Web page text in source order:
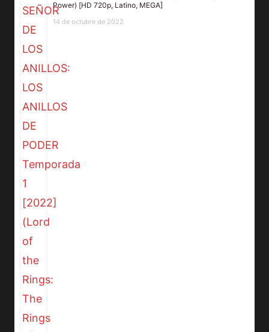
Power) [HD 720p, Latino, MEGA]
14 de octubre de 2022